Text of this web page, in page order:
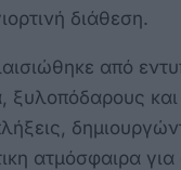
διάθεση.
από
ξυλοπόδαρους
ατμόσφαιρα